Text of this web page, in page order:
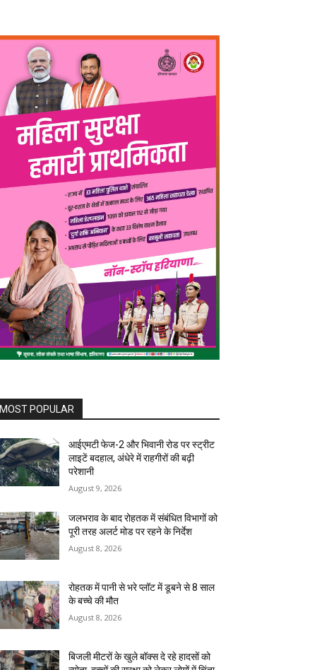
MOST POPULAR
आईएमटी फेज-2 और भिवानी रोड पर स्ट्रीट
लाइटें बदहाल, अंधेरे में राहगीरों की बढ़ी
परेशानी
August 9, 2026
जलभराव के बाद रोहतक में संबंधित विभागों को
पूरी तरह अलर्ट मोड पर रहने के निर्देश
August 8, 2026
रोहतक में पानी से भरे प्लॉट में डूबने से 8 साल
के बच्चे की मौत
August 8, 2026
बिजली मीटरों के खुले बॉक्स दे रहे हादसों को